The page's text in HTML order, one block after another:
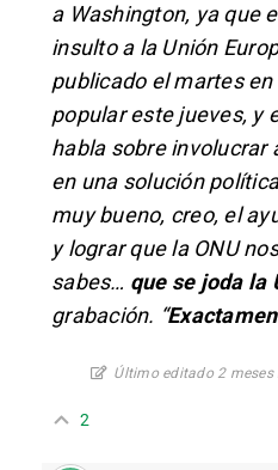
a Washington, ya que
insulto a la Unión
publicado el martes
popular este jueves, y
habla sobre involucrar
en una solución
muy bueno, creo, el
y lograr que la ONU
sabes… que se joda la
grabación. “
Último editado 2
2